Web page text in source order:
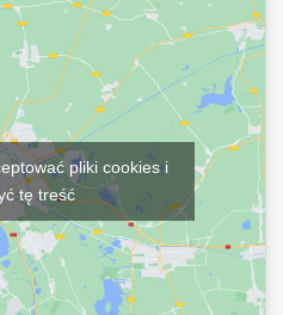
pliki cookies i
tę treść